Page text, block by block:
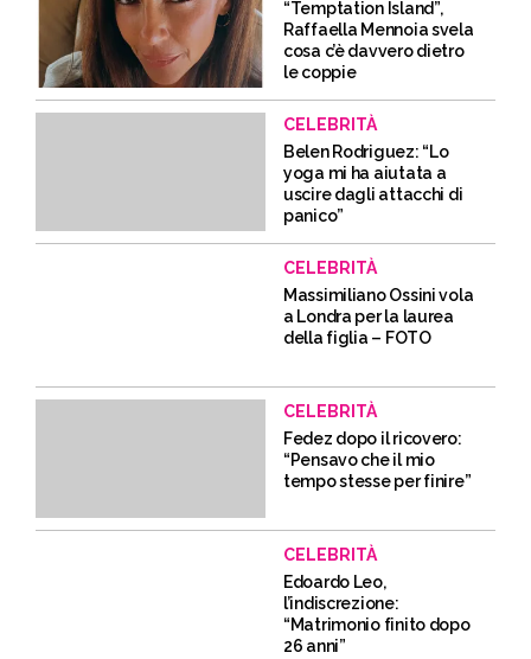
“Temptation Island”,
Raffaella Mennoia svela
cosa c’è davvero dietro
le coppie
CELEBRITÀ
Belen Rodriguez: “Lo
yoga mi ha aiutata a
uscire dagli attacchi di
panico”
CELEBRITÀ
Massimiliano Ossini vola
a Londra per la laurea
della figlia – FOTO
CELEBRITÀ
Fedez dopo il ricovero:
“Pensavo che il mio
tempo stesse per finire”
CELEBRITÀ
Edoardo Leo,
l’indiscrezione:
“Matrimonio finito dopo
26 anni”